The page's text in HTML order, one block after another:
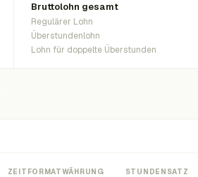
Bruttolohn gesamt
Regulärer Lohn
Überstundenlohn
Lohn für doppelte Überstunden
ZEITFORMATWÄHRUNG STUNDENSATZ